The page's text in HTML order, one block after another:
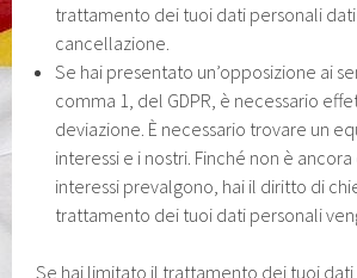
trattamento dei tuoi dati personali
cancellazione.
Se hai presentato un’opposizione ai
comma 1, del GDPR, è necessario
deviazione. È necessario trovare un
interessi e i nostri. Finché non è
interessi prevalgono, hai il diritto di
trattamento dei tuoi dati personali
Se hai limitato il trattamento dei tuoi